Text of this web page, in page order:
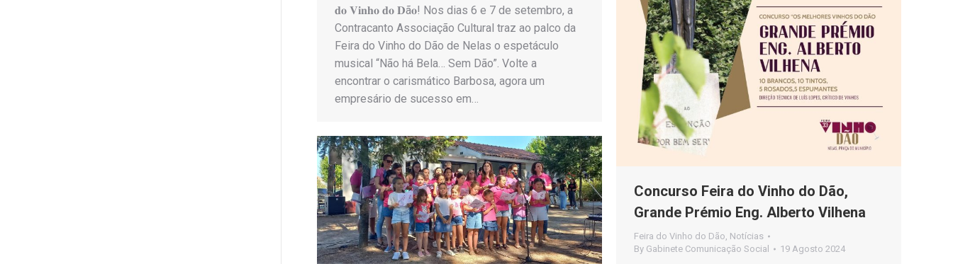
𝐝𝐨 𝐕𝐢𝐧𝐡𝐨 𝐝𝐨 𝐃ã𝐨! Nos dias 6 e 7 de setembro, a
Contracanto Associação Cultural traz ao palco da
Feira do Vinho do Dão de Nelas o espetáculo
musical “Não há Bela… Sem Dão”. Volte a
encontrar o carismático Barbosa, agora um
empresário de sucesso em…
Concurso Feira do Vinho do Dão,
Grande Prémio Eng. Alberto Vilhena
Feira do Vinho do Dão, Notícias
By Gabinete Comunicação Social 19 Agosto 2024